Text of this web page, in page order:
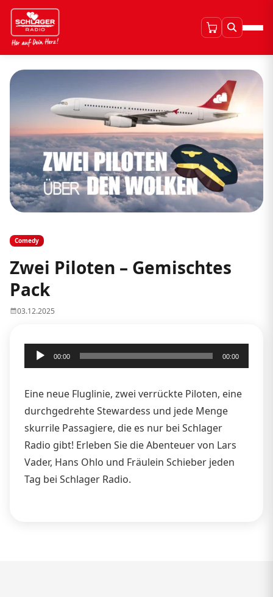
Comedy
Zwei Piloten – Gemischtes
Pack
03.12.2025
Audio-
Player
00:00 00:00
Eine neue Fluglinie, zwei verrückte Piloten, eine
durchgedrehte Stewardess und jede Menge
skurrile Passagiere, die es nur bei Schlager
Radio gibt! Erleben Sie die Abenteuer von Lars
Vader, Hans Ohlo und Fräulein Schieber jeden
Tag bei Schlager Radio.